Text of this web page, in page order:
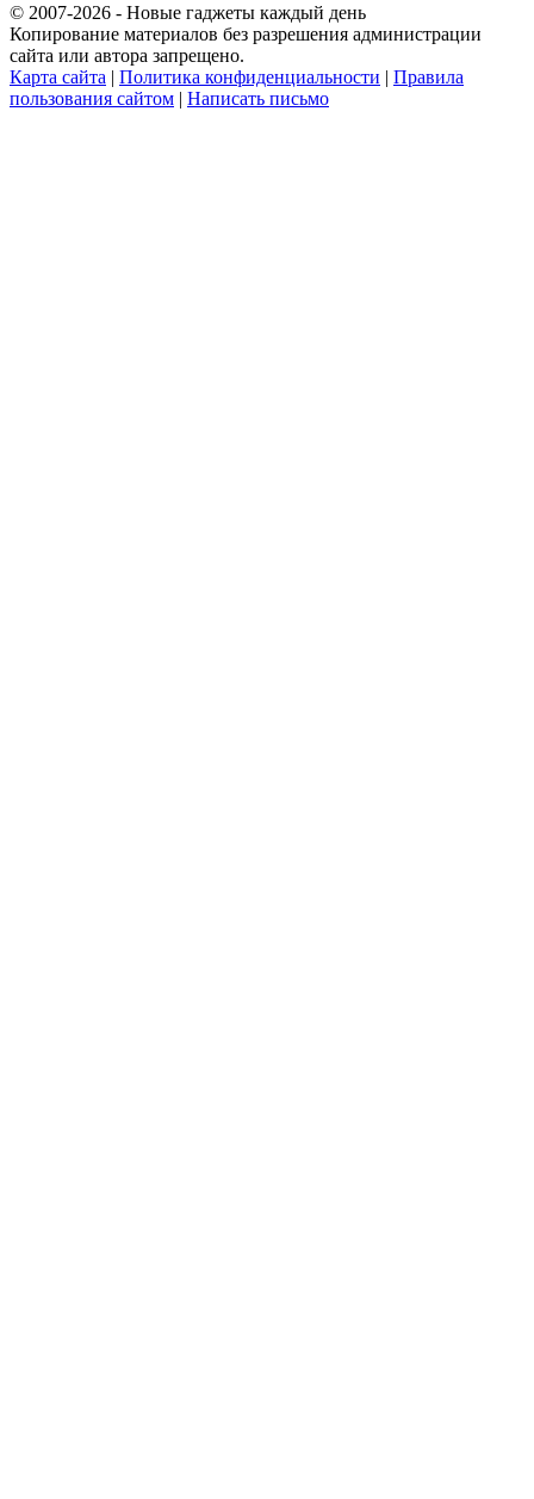
© 2007-2026 - Новые гаджеты каждый день
Копирование материалов без разрешения администрации
сайта или автора запрещено.
Карта сайта | Политика конфиденциальности | Правила
пользования сайтом | Написать письмо